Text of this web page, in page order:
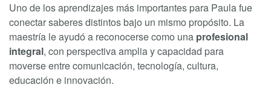
Uno de los aprendizajes más importantes para Paula fue
conectar saberes distintos bajo un mismo propósito. La
maestría le ayudó a reconocerse como una profesional
integral, con perspectiva amplia y capacidad para
moverse entre comunicación, tecnología, cultura,
educación e innovación.